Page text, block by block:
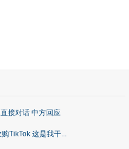
接对话 中方回应
TikTok 这是我干...